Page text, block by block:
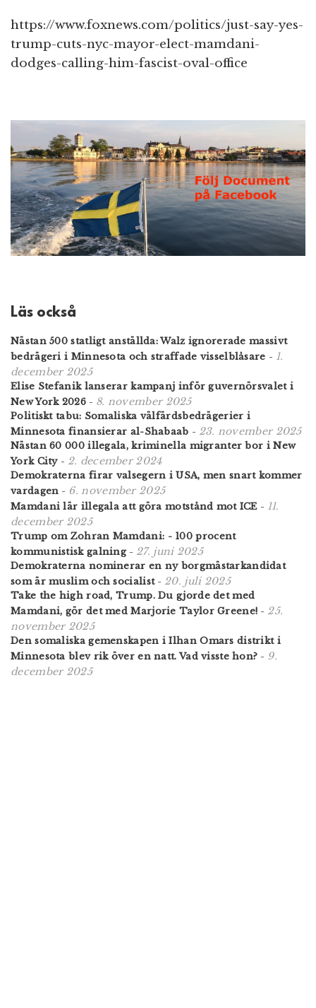
https://www.foxnews.com/politics/just-say-yes-
trump-cuts-nyc-mayor-elect-mamdani-
dodges-calling-him-fascist-oval-office
Läs också
Nästan 500 statligt anställda: Walz ignorerade massivt
bedrägeri i Minnesota och straffade visselblåsare - 1.
december 2025
Elise Stefanik lanserar kampanj inför guvernörsvalet i
New York 2026- 8. november 2025
Politiskt tabu: Somaliska välfärdsbedrägerier i
Minnesota finansierar al-Shabaab - 23. november 2025
Nästan 60 000 illegala, kriminella migranter bor i New
York City- 2. december 2024
Demokraterna firar valsegern i USA, men snart kommer
vardagen - 6. november 2025
Mamdani lär illegala att göra motstånd mot ICE- 11.
december 2025
Trump om Zohran Mamdani: - 100 procent
kommunistisk galning- 27. juni 2025
Demokraterna nominerar en ny borgmästarkandidat
som är muslim och socialist- 20. juli 2025
Take the high road, Trump. Du gjorde det med
Mamdani, gör det med Marjorie Taylor Greene! - 25.
november 2025
Den somaliska gemenskapen i Ilhan Omars distrikt i
Minnesota blev rik över en natt. Vad visste hon? - 9.
december 2025